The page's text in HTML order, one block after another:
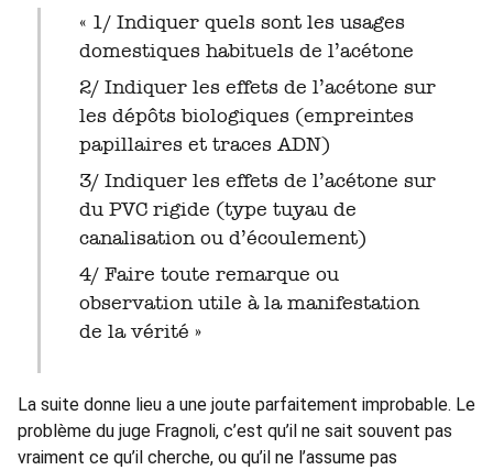
« 1/ Indiquer quels sont les usages
domestiques habituels de l’acétone
2/ Indiquer les effets de l’acétone sur
les dépôts biologiques (empreintes
papillaires et traces ADN)
3/ Indiquer les effets de l’acétone sur
du PVC rigide (type tuyau de
canalisation ou d’écoulement)
4/ Faire toute remarque ou
observation utile à la manifestation
de la vérité »
La suite donne lieu a une joute parfaitement improbable. Le
problème du juge Fragnoli, c’est qu’il ne sait souvent pas
vraiment ce qu’il cherche, ou qu’il ne l’assume pas